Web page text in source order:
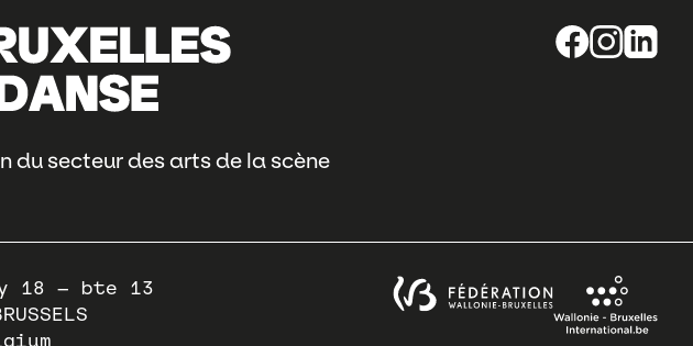
du secteur des arts de la scène
18 – bte 13